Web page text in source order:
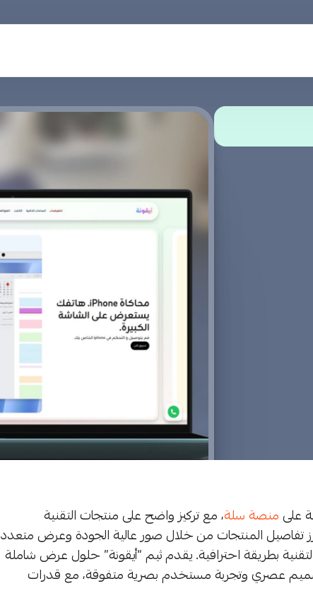
علىمنصة سلة، مع تركيز واضح على منتجات التقنية
تفاصيل المنتجات من خلال صور عالية الجودة وعرض متعدد
التقنية بطريقة احترافية. يقدم ثيم “أيقونة” حلول عرض شاملة
عصري وتجربة مستخدم بصرية متفوقة، مع قدرات